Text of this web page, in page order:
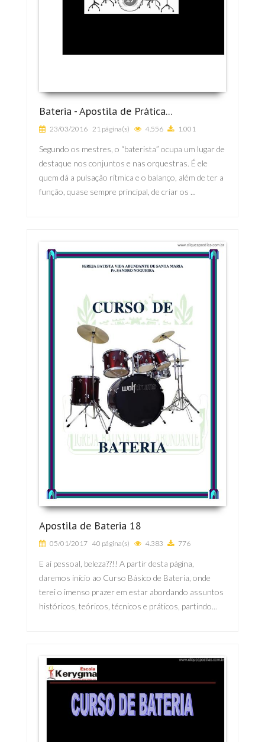
Bateria - Apostila de Prática...
23/03/2016 21 página(s) 4.556 1.001
Segundo os mestres, o “baterista” ocupa um lugar de
destaque nos conjuntos e nas orquestras. É ele
quem dá a pulsação rítmica e o balanço, além de ter a
função, quase sempre principal, de criar os ...
Apostila de Bateria 18
05/01/2017 40 página(s) 4.383 776
E aí pessoal, beleza??!! A partir desta página,
daremos início ao Curso Básico de Bateria, onde
terei o imenso prazer em estar abordando assuntos
históricos, teóricos, técnicos e práticos, partindo...